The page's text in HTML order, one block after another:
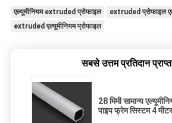
एल्यूमीनियम extruded प्रोफाइल
extruded प्रोफाइल
extruded एल्यूमीनियम प्रोफाइल
सबसे उत्तम प्रतिदान
28 मिमी सामान्य
पाइप फ्रेम सिस्टम 4